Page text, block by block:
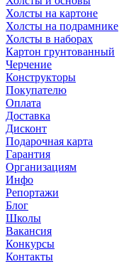
Холсты на картоне
Холсты на подрамнике
Холсты в наборах
Картон грунтованный
Черчение
Конструкторы
Покупателю
Оплата
Доставка
Дисконт
Подарочная карта
Гарантия
Организациям
Инфо
Репортажи
Блог
Школы
Вакансия
Конкурсы
Контакты